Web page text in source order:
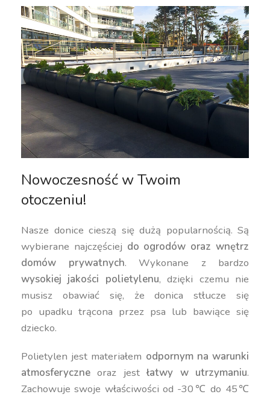
Nowoczesność w Twoim
otoczeniu!
Nasze donice cieszą się dużą popularnością. Są
wybierane najczęściej do ogrodów oraz wnętrz
domów prywatnych. Wykonane z bardzo
wysokiej jakości polietylenu, dzięki czemu nie
musisz obawiać się, że donica stłucze się
po upadku trącona przez psa lub bawiące się
dziecko.
Polietylen jest materiałem odpornym na warunki
atmosferyczne oraz jestłatwy w utrzymaniu.
Zachowuje swoje właściwości od -30℃ do 45℃